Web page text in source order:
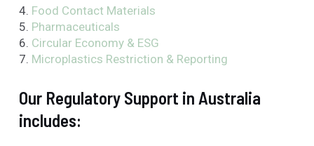
4. Food Contact Materials
5. Pharmaceuticals
6. Circular Economy & ESG
7. Microplastics Restriction & Reporting
Our Regulatory Support in Australia
includes: